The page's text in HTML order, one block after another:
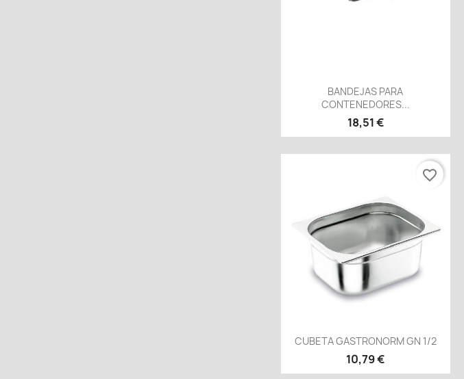
Vista rápida
BANDEJAS PARA
CONTENEDORES...
18,51 €
Vista rápida
CUBETA GASTRONORM GN 1/2
10,79 €
favorite_border